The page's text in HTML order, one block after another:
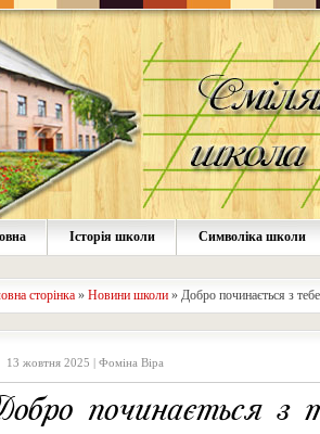
Історія школи Символіка школи
сторінка » Новини школи » Добро починається з
13 жовтня 2025 | Фоміна Віра
починається з